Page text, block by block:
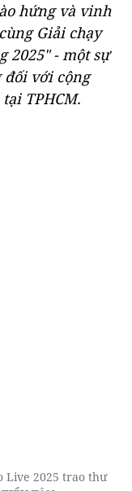
hứng và vinh
Giải chạy
2025" - một sự
đối với cộng
TPHCM.
Live 2025 trao thư